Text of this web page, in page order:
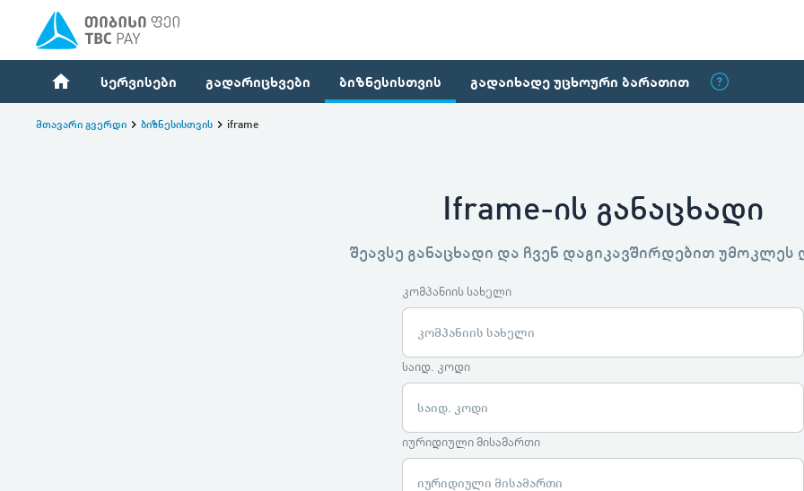
home სერვისები გადარიცხვები ბიზნესისთვის გადაიხადე უცხოური ბარათით
მთავარი გვერდი keyboard_arrow_right ბიზნესისთვის keyboard_arrow_right iframe
Iframe-ის განაცხადი
შეავსე განაცხადი და ჩვენ დაგიკავშირდებით
კომპანიის სახელი
საიდ. კოდი
იურიდიული მისამართი